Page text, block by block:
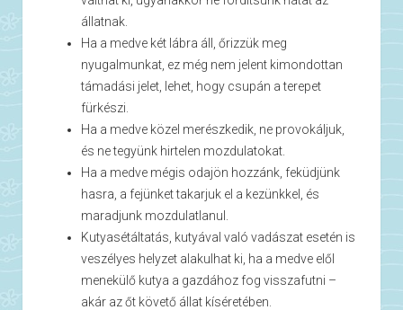
állatnak.
Ha a medve két lábra áll, őrizzük meg
nyugalmunkat, ez még nem jelent kimondottan
támadási jelet, lehet, hogy csupán a terepet
fürkészi.
Ha a medve közel merészkedik, ne provokáljuk,
és ne tegyünk hirtelen mozdulatokat.
Ha a medve mégis odajön hozzánk, feküdjünk
hasra, a fejünket takarjuk el a kezünkkel, és
maradjunk mozdulatlanul.
Kutyasétáltatás, kutyával való vadászat esetén is
veszélyes helyzet alakulhat ki, ha a medve elől
menekülő kutya a gazdához fog visszafutni –
akár az őt követő állat kíséretében.